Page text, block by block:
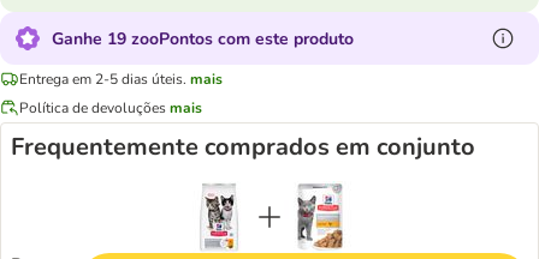
Ganhe 19 zooPontos com este produto
Entrega em 2-5 dias úteis. mais
Política de devoluçõesmais
Frequentemente comprados em conjunto